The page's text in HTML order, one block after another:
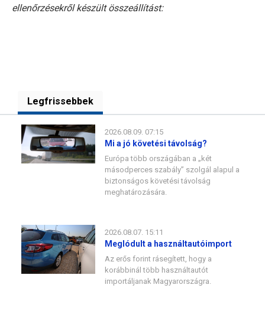
ellenőrzésekről készült összeállítást:
Legfrissebbek
2026.08.09. 07:15
Mi a jó követési távolság?
Európa több országában a „két
másodperces szabály” szolgál alapul a
biztonságos követési távolság
meghatározására.
2026.08.07. 15:11
Meglódult a használtautóimport
Az erős forint rásegített, hogy a
korábbinál több használtautót
importáljanak Magyarországra.